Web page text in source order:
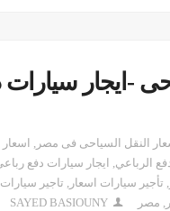
-ايجار
النقل السياحى فى مصر ,
الرباعي, ايجار سيارات دفع
, تأجير سيارات اسعار , تاجير سيارات
, مصر SAYED BASIOUNY